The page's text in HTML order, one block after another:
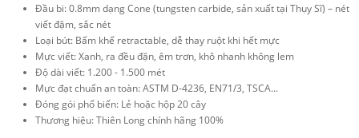
Đầu bi: 0.8mm dạng Cone (tungsten carbide, sản xuất tại Thụy Sĩ) – nét
viết đậm, sắc nét
Loại bút: Bấm khế retractable, dễ thay ruột khi hết mực
Mực viết: Xanh, ra đều đặn, êm trơn, khô nhanh không lem
Độ dài viết: 1.200 - 1.500 mét
Mực đạt chuẩn an toàn: ASTM D-4236, EN71/3, TSCA...
Đóng gói phổ biến: Lẻ hoặc hộp 20 cây
Thương hiệu: Thiên Long chính hãng 100%